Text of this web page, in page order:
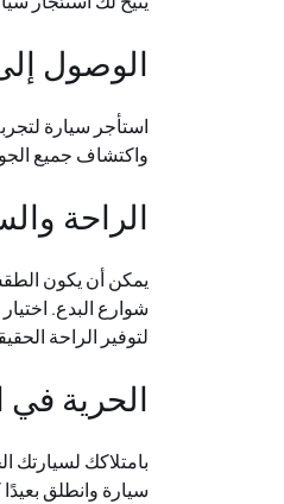
الوصول
استأجر سيارة
واكتشاف جميع
الراحة
يمكن أن يكون
شوارع البدع.
لتوفير الراحة
الحرية في
بامتلاكك
سيارة وانطلق